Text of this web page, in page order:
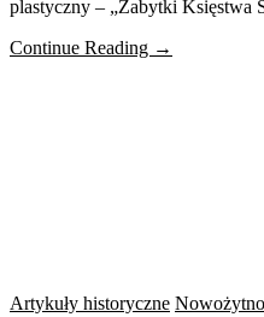
plastyczny – „Zabytki Księstwa
Continue Reading →
Artykuły historyczne